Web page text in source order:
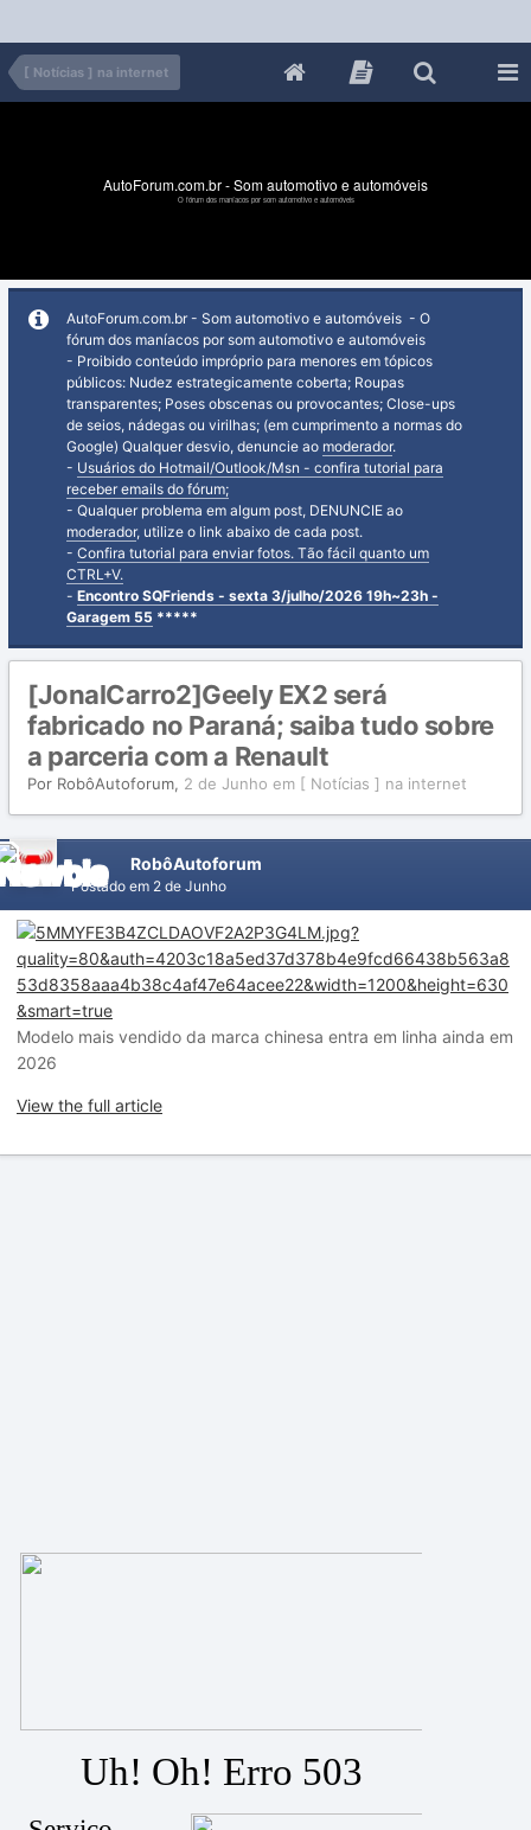
[ Notícias ] na internet
AutoForum.com.br - Som automotivo e automóveis
O fórum dos maníacos por som automotivo e automóveis
AutoForum.com.br - Som automotivo e automóveis - O
fórum dos maníacos por som automotivo e automóveis
- Proibido conteúdo impróprio para menores em tópicos
públicos: Nudez estrategicamente coberta; Roupas
transparentes; Poses obscenas ou provocantes; Close-ups
de seios, nádegas ou virilhas; (em cumprimento a normas do
Google) Qualquer desvio, denuncie ao moderador.
- Usuários do Hotmail/Outlook/Msn - confira tutorial para
receber emails do fórum;
- Qualquer problema em algum post, DENUNCIE ao
moderador, utilize o link abaixo de cada post.
- Confira tutorial para enviar fotos. Tão fácil quanto um
CTRL+V.
- Encontro SQFriends - sexta 3/julho/2026 19h~23h -
Garagem 55 *****
[JonalCarro2]Geely EX2 será
fabricado no Paraná; saiba tudo sobre
a parceria com a Renault
Por RobôAutoforum, 2 de Junho em [ Notícias ] na internet
RobôAutoforum
Postado em 2 de Junho
Modelo mais vendido da marca chinesa entra em linha ainda em
2026
View the full article